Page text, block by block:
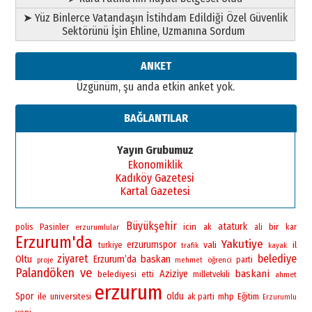
➤ Yüz Binlerce Vatandaşın İstihdam Edildiği Özel Güvenlik
Sektörünü İşin Ehline, Uzmanına Sordum
ANKET
Üzgünüm, şu anda etkin anket yok.
BAĞLANTILAR
Yayın Grubumuz
Ekonomiklik
Kadıköy Gazetesi
Kartal Gazetesi
polis Pasinler erzurumlular Büyükşehir icin ak ataturk ali bir kar
Erzurum'da turkiye erzurumspor trafik vali Yakutiye kayak il
Oltu proje ziyaret Erzurum’da baskan mehmet öğrenci parti belediye
Palandöken ve belediyesi etti Aziziye milletvekili baskani ahmet
Spor ile universitesi erzurum oldu ak parti mhp Eğitim Erzurumlu